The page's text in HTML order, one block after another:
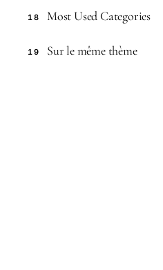
18 Most Used Categories
19 Sur le même thème